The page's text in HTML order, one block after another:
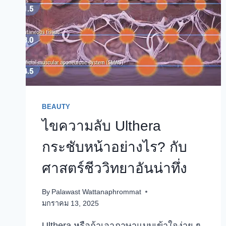
BEAUTY
ไขความลับ Ulthera
กระชับหน้าอย่างไร? กับ
ศาสตร์ชีววิทยาอันน่าทึ่ง
By Palawast Wattanaphrommat
มกราคม 13, 2025